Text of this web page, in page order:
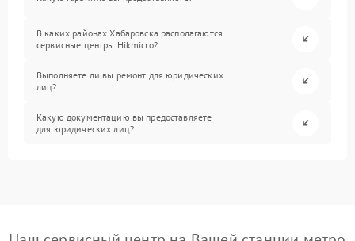
В каких районах Хабаровска располагаются
сервисные центры Hikmicro?
Выполняете ли вы ремонт для юридических
лиц?
Какую документацию вы предоставляете
для юридических лиц?